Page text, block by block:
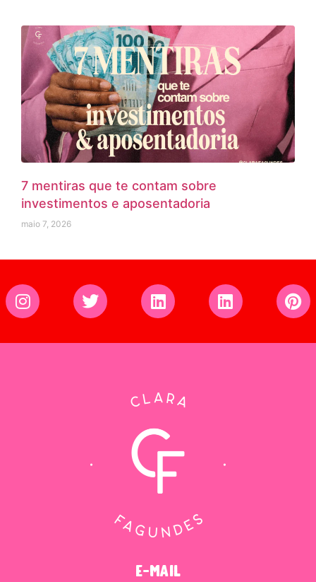
7 mentiras que te contam sobre
investimentos e aposentadoria
maio 7, 2026
e-mail